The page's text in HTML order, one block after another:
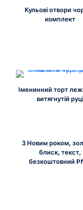
Кульові отвори
комплект
Іменинний торт
витягнутій руці
З Новим роком,
блиск, текст,
безкоштовний